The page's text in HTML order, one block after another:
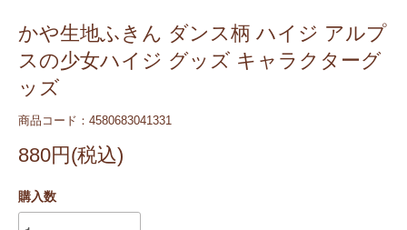
かや生地ふきん ダンス柄 ハイジ アルプ
スの少女ハイジ グッズ キャラクターグ
ッズ
商品コード：4580683041331
880円(税込)
購入数